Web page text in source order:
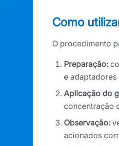
Como
O procedimento
Preparação:
e adaptadores
Aplicação do
concentração
Observação:
acionados